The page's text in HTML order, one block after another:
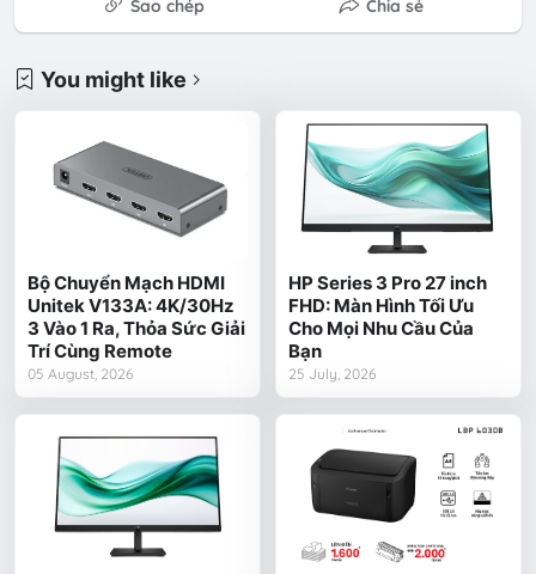
Sao chép
Chia sẻ
You might like
Bộ Chuyển Mạch HDMI
Unitek V133A: 4K/30Hz
3 Vào 1 Ra, Thỏa Sức Giải
Trí Cùng Remote
05 August, 2026
HP Series 3 Pro 27 inch
FHD: Màn Hình Tối Ưu
Cho Mọi Nhu Cầu Của
Bạn
25 July, 2026